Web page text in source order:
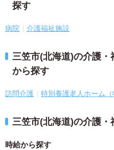
探す
病院 介護福祉施設
三笠市(北海道)の介護
から探す
訪問介護 特別養護老人ホーム（
三笠市(北海道)の介護
時給から探す